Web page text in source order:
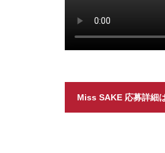
Miss SAKE 応募詳細